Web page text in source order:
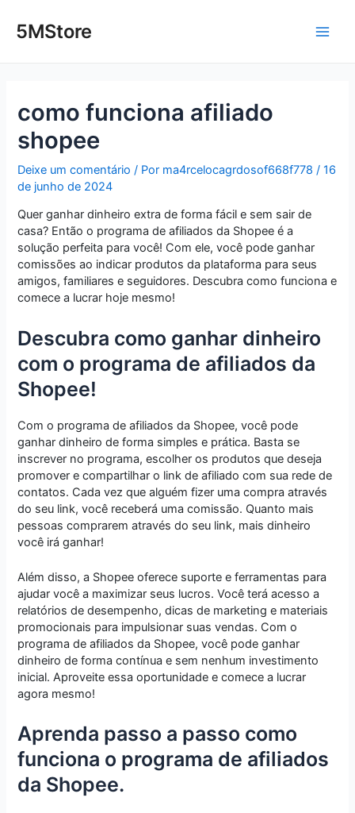
para5MStore
como funciona afiliado
shopee
Deixe um comentário / Por ma4rcelocagrdosof668f778/16
de junho de 2024
Quer ganhar dinheiro extra de forma fácil e sem sair de
casa? Então o programa de afiliados da Shopee é a
solução perfeita para você! Com ele, você pode ganhar
comissões ao indicar produtos da plataforma para seus
amigos, familiares e seguidores. Descubra como funciona e
comece a lucrar hoje mesmo!
Descubra como ganhar dinheiro
com o programa de afiliados da
Shopee!
Com o programa de afiliados da Shopee, você pode
ganhar dinheiro de forma simples e prática. Basta se
inscrever no programa, escolher os produtos que deseja
promover e compartilhar o link de afiliado com sua rede de
contatos. Cada vez que alguém fizer uma compra através
do seu link, você receberá uma comissão. Quanto mais
pessoas comprarem através do seu link, mais dinheiro
você irá ganhar!
Além disso, a Shopee oferece suporte e ferramentas para
ajudar você a maximizar seus lucros. Você terá acesso a
relatórios de desempenho, dicas de marketing e materiais
promocionais para impulsionar suas vendas. Com o
programa de afiliados da Shopee, você pode ganhar
dinheiro de forma contínua e sem nenhum investimento
inicial. Aproveite essa oportunidade e comece a lucrar
agora mesmo!
Aprenda passo a passo como
funciona o programa de afiliados
da Shopee.
navigation